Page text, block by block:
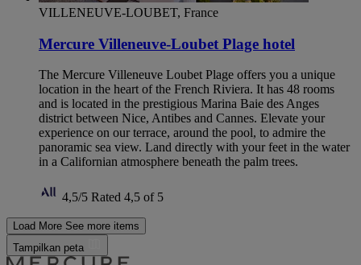
VILLENEUVE-LOUBET, France
Mercure Villeneuve-Loubet Plage hotel
The Mercure Villeneuve Loubet Plage offers you a unique
location in the heart of the French Riviera. It has 48 rooms
and is located in the prestigious Marina Baie des Anges
district between Nice, Antibes and Cannes. Elevate your
experience on our terrace, around the pool, to admire the
panoramic sea view. Land directly with your feet in the water
in a Californian atmosphere beneath the palm trees.
4,5/5 Rated 4,5 of 5
Load More See more items
Tampilkan peta